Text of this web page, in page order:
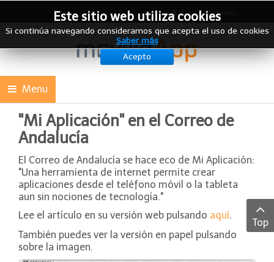
Área de Clientes
Menu
"Mi Aplicación" en el Correo de
Andalucía
El Correo de Andalucía se hace eco de Mi Aplicación:
"Una herramienta de internet permite crear
aplicaciones desde el teléfono móvil o la tableta
aun sin nociones de tecnología."
Lee el artículo en su versión web pulsando aquí.
También puedes ver la versión en papel pulsando
sobre la imagen.
Este sitio web utiliza cookies
Si continúa navegando consideramos que acepta el uso de cookies
Saber más
Acepto
Top